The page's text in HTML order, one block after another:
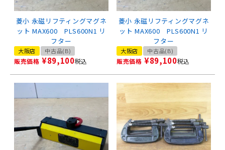
菱小 永磁リフティングマグネ
ット MAX600 PLS600N1 リ
フター
大阪店 中古品(B)
販売価格 ¥89,100税込
菱小 永磁リフティングマグネ
ット MAX600 PLS600N1 リ
フター
大阪店 中古品(B)
販売価格 ¥89,100税込